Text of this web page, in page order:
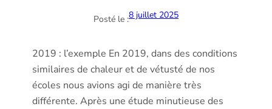
Posté le :8 juillet 2025
2019 : l’exemple En 2019, dans des conditions
similaires de chaleur et de vétusté de nos
écoles nous avions agi de manière très
différente. Après une étude minutieuse des